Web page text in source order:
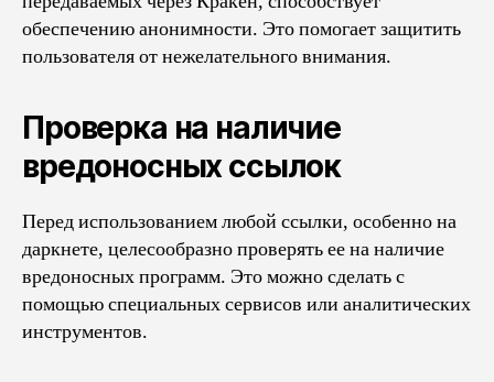
обеспечению анонимности. Это помогает защитить
пользователя от нежелательного внимания.
Проверка на наличие
вредоносных ссылок
Перед использованием любой ссылки, особенно на
даркнете, целесообразно проверять ее на наличие
вредоносных программ. Это можно сделать с
помощью специальных сервисов или аналитических
инструментов.